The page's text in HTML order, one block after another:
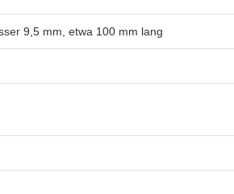
9,5 mm, etwa 100 mm lang